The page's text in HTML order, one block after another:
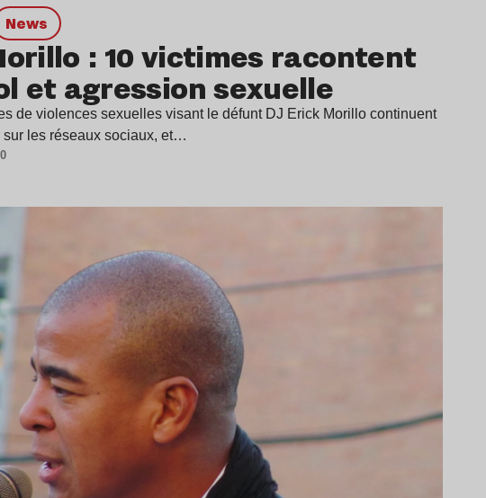
news
: 10 victimes racontent
et agression sexuelle
de violences sexuelles visant le défunt DJ Erick Morillo continuent
sur les réseaux sociaux, et…